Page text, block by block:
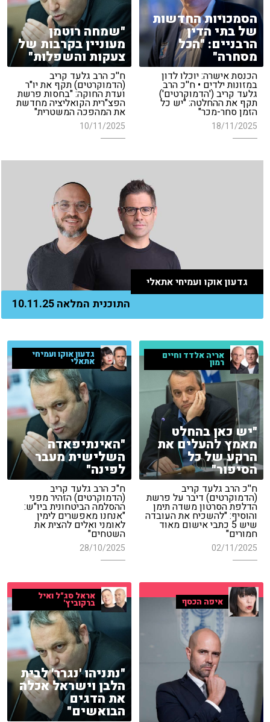
הסמכויות החדשות
של בתי הדין
הרבניים: "הכל
מסחרה"
הכנסת אישרה: יוכלו לדון
במזונות ילדים • ח''כ הרב
גלעד קריב ('הדמוקרטים')
תקף את ההחלטה: "יש כל
הזמן סחר-מכר"
18/11/2025
"שמחה רוטמן
מעוניין בקרבות של
צעקות והשפלות"
ח''כ הרב גלעד קריב
(הדמוקרטים) תקף את יו"ר
ועדת החוקה: "בחסות פרשת
הפצ"רית הקואליציה מחדשת
את המהפכה המשטרית"
10/11/2025
גדעון אוקו ועמיחי אתאלי
התוכנית המלאה 10.11.25
אריה אלדד וחיים
רמון
"יש כאן בהחלט
מאמץ להעלים את
הרקע של כל
הסיפור"
ח''כ הרב גלעד קריב
(הדמוקרטים) דיבר על פרשת
הדלפת הסרטון משדה תימן
והוסיף: "להשכיח את העובדה
שיש 5 כתבי אישום מאוד
חמורים"
02/11/2025
גדעון אוקו ועמיחי
אתאלי
"האינתיפאדה
השלישית מעבר
לפינה"
ח"כ הרב גלעד קריב
(הדמוקרטים) הזהיר מפני
ההסלמה הביטחונית ביו"ש:
"אנחנו מאפשרים לימין
לאומני ואלים להצית את
השטחים"
28/10/2025
איפה הכסף אראל סג"ל ואיל
ברקוביץ'
"נתניהו 'נגרר' לבית
הלבן וישראל אכלה
את הדגים
הבואשים"